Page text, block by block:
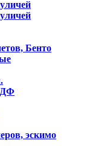
Бенто
эскимо